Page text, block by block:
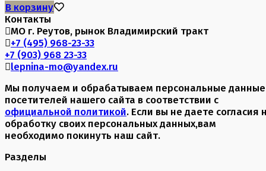
В корзину
Контакты
МО г. Реутов, рынок Владимирский тракт
+7 (495) 968-23-33
+7 (903) 968 23-33
lepnina-mo@yandex.ru
Мы получаем и обрабатываем персональные данные
посетителей нашего сайта в соответствии с
официальной политикой. Если вы не даете согласия
обработку своих персональных данных,вам
необходимо покинуть наш сайт.
Разделы